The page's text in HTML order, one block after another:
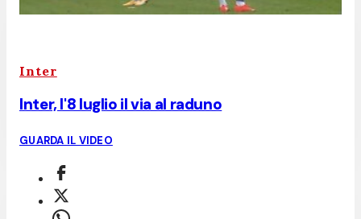
Inter
Inter, l'8 luglio il via al raduno
GUARDA IL VIDEO